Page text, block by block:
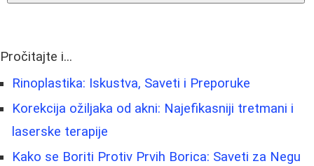
Pročitajte i...
Rinoplastika: Iskustva, Saveti i Preporuke
Korekcija ožiljaka od akni: Najefikasniji tretmani i
laserske terapije
Kako se Boriti Protiv Prvih Borica: Saveti za Negu